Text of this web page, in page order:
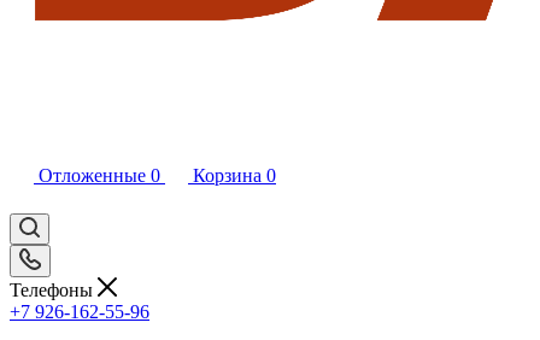
Отложенные 0 Корзина 0
Телефоны
+7 926-162-55-96